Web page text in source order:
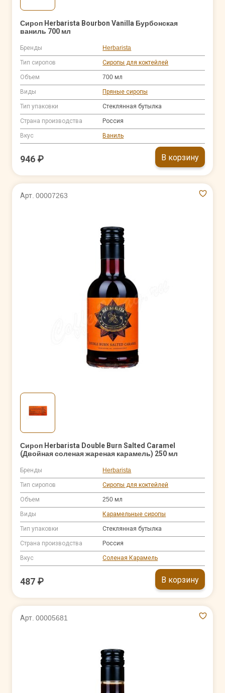
Сироп Herbarista Bourbon Vanilla Бурбонская
ваниль 700 мл
Бренды Herbarista
Тип сиропов Сиропы для коктейлей
Объем 700 мл
Виды Пряные сиропы
Тип упаковки Стеклянная бутылка
Страна производства Россия
Вкус Ваниль
946 ₽ В корзину
Арт. 00007263
Сироп Herbarista Double Burn Salted Caramel
(Двойная соленая жареная карамель) 250 мл
Бренды Herbarista
Тип сиропов Сиропы для коктейлей
Объем 250 мл
Виды Карамельные сиропы
Тип упаковки Стеклянная бутылка
Страна производства Россия
Вкус Соленая Карамель
487 ₽ В корзину
Арт. 00005681